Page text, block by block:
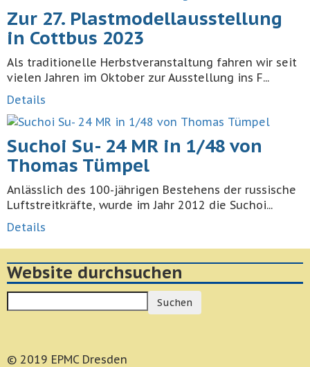
Zur 27. Plastmodellausstellung
in Cottbus 2023
Als traditionelle Herbstveranstaltung fahren wir seit
vielen Jahren im Oktober zur Ausstellung ins F...
Details
Suchoi Su- 24 MR in 1/48 von
Thomas Tümpel
Anlässlich des 100-jährigen Bestehens der russische
Luftstreitkräfte, wurde im Jahr 2012 die Suchoi...
Details
Website durchsuchen
Suchen
© 2019 EPMC Dresden